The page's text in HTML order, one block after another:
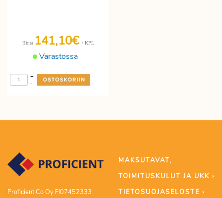
Varastossa
Hinta 141,10€ / KPL
-
+
Proficient Co Oy FI07452333
MAKSUTAVAT,
TOIMITUSKULUT JA UKK ›
TIETOSUOJASELOSTE ›